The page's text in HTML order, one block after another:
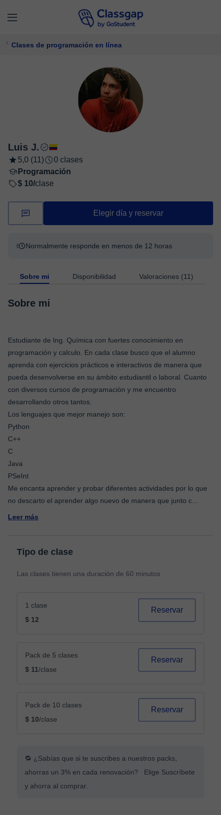
Clases de programación en línea
Luis J.
5,0 (11)
0 clases
Programación
$ 10/clase
Elegir día y reservar
Normalmente responde en menos de 12 horas
Sobre mi Disponibilidad Valoraciones (11)
Sobre mi
Estudiante de Ing. Química con fuertes conocimiento en
programación y calculo. En cada clase busco que el alumno
aprenda con ejercicios prácticos e interactivos de manera que
pueda desenvolverse en su ámbito estudiantil o laboral. Cuanto
con diversos cursos de programación y me encuentro
desarrollando otros tantos.
Los lenguajes que mejor manejo son:
Python
C++
C
Java
PSeInt
Me encanta aprender y probar diferentes actividades por lo que
no descarto el aprender algo nuevo de manera que junto c
Leer más
Tipo de clase
Las clases tienen una duración de 60 minutos
1 clase
$ 12
Reservar
Pack de 5 clases
$ 11/clase
Reservar
Pack de 10 clases
$ 10/clase
Reservar
🔁 ¿Sabías que si te suscribes a nuestros packs,
ahorras un 3% en cada renovación? Elige Suscríbete
y ahorra al comprar.